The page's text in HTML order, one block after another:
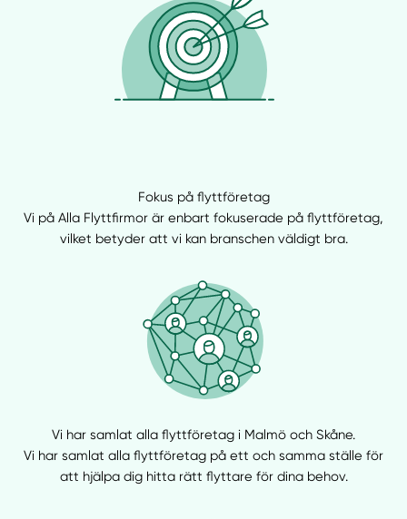
Fokus på flyttföretag
Vi på Alla Flyttfirmor är enbart fokuserade på flyttföretag,
vilket betyder att vi kan branschen väldigt bra.
Vi har samlat alla flyttföretag i Malmö och Skåne.
Vi har samlat alla flyttföretag på ett och samma ställe för
att hjälpa dig hitta rätt flyttare för dina behov.